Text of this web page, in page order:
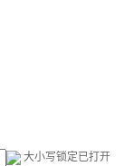
大小写锁定已打开